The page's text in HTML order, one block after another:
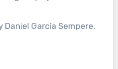
Daniel García Sempere.